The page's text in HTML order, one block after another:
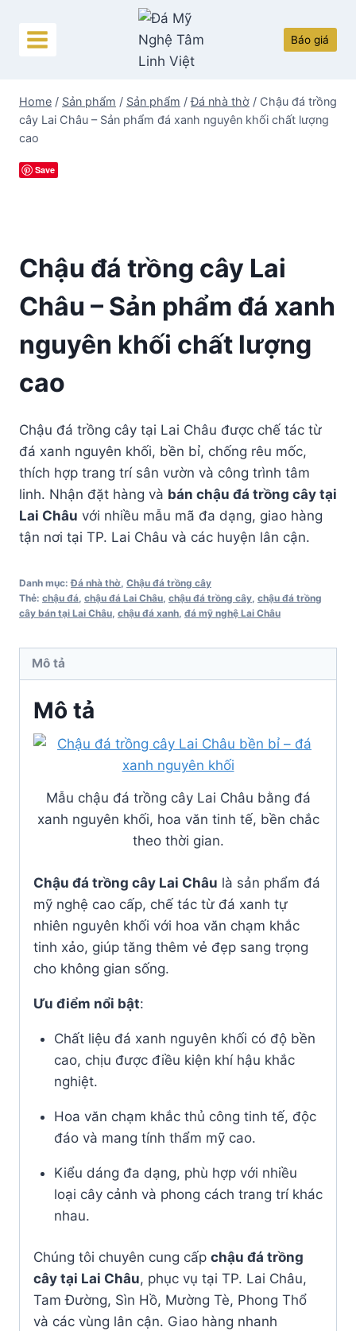
content
Báo giá
Home / Sản phẩm / Sản phẩm / Đá nhà thờ / Chậu đá trồng
cây Lai Châu – Sản phẩm đá xanh nguyên khối chất lượng
cao
Save
Chậu đá trồng cây Lai
Châu – Sản phẩm đá xanh
nguyên khối chất lượng
cao
Chậu đá trồng cây tại Lai Châu được chế tác từ
đá xanh nguyên khối, bền bỉ, chống rêu mốc,
thích hợp trang trí sân vườn và công trình tâm
linh. Nhận đặt hàng và bán chậu đá trồng cây tại
Lai Châu với nhiều mẫu mã đa dạng, giao hàng
tận nơi tại TP. Lai Châu và các huyện lân cận.
Danh mục:Đá nhà thờ Chậu đá trồng cây
Thẻ: chậu đá chậu đá Lai Châu chậu đá trồng cây chậu đá trồng
cây bán tại Lai Châu chậu đá xanh đá mỹ nghệ Lai Châu
Mô tả
Mô tả
Mẫu chậu đá trồng cây Lai Châu bằng đá
xanh nguyên khối, hoa văn tinh tế, bền chắc
theo thời gian.
Chậu đá trồng cây Lai Châu là sản phẩm đá
mỹ nghệ cao cấp, chế tác từ đá xanh tự
nhiên nguyên khối với hoa văn chạm khắc
tinh xảo, giúp tăng thêm vẻ đẹp sang trọng
cho không gian sống.
Ưu điểm nổi bật:
Chất liệu đá xanh nguyên khối có độ bền
cao, chịu được điều kiện khí hậu khắc
nghiệt.
Hoa văn chạm khắc thủ công tinh tế, độc
đáo và mang tính thẩm mỹ cao.
Kiểu dáng đa dạng, phù hợp với nhiều
loại cây cảnh và phong cách trang trí khác
nhau.
Chúng tôi chuyên cung cấp chậu đá trồng
cây tại Lai Châu, phục vụ tại TP. Lai Châu,
Tam Đường, Sìn Hồ, Mường Tè, Phong Thổ
và các vùng lân cận. Giao hàng nhanh